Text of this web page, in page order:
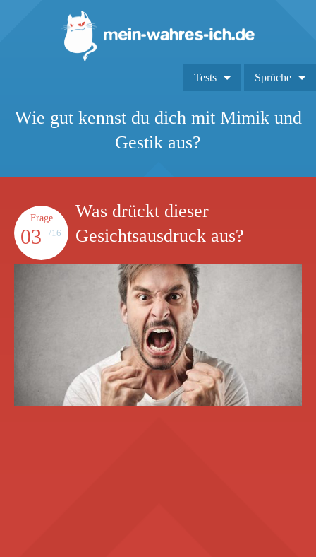
Tests Sprüche
Wie gut kennst du dich mit Mimik und
Gestik aus?
Frage
03 /16
Was drückt dieser
Gesichtsausdruck aus?